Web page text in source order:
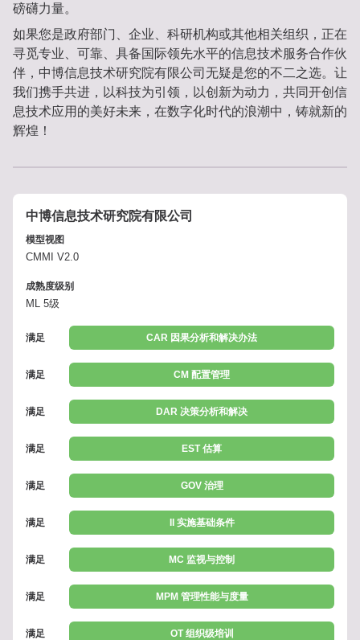
磅礴力量。
如果您是政府部门、企业、科研机构或其他相关组织，正在
寻觅专业、可靠、具备国际领先水平的信息技术服务合作伙
伴，中博信息技术研究院有限公司无疑是您的不二之选。让
我们携手共进，以科技为引领，以创新为动力，共同开创信
息技术应用的美好未来，在数字化时代的浪潮中，铸就新的
辉煌！
中博信息技术研究院有限公司
模型视图
CMMI V2.0
成熟度级别
ML 5级
满足 CAR 因果分析和解决办法
满足 CM 配置管理
满足 DAR 决策分析和解决
满足 EST 估算
满足 GOV 治理
满足 II 实施基础条件
满足 MC 监视与控制
满足 MPM 管理性能与度量
满足 OT 组织级培训